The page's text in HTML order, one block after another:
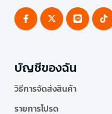
บัญชีของฉัน
วิธีการจัดส่งสินค้า
รายการโปรด